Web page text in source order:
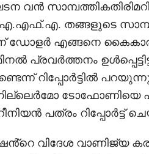
വൻ
എ.എഫ്.എ. തങ്ങളുടെ
ഡോളർ എങ്ങനെ
പ്രവർത്തനം
റിപ്പോർട്ടിൽ
പത്രം റിപ്പോർട്ട്
വിദേശ വാണിജ്യ